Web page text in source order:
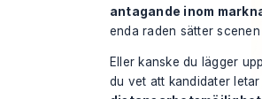
antagande inom
enda raden sätter
Eller kanske du lägger
du vet att kandidater